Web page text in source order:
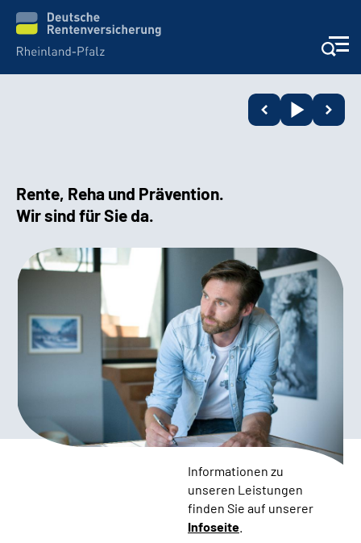
Online-Services
Presse
Über uns
Inhalte in Gebärdensprache (DGS)
Leichte Sprache
Mein Kundenportal
Rente, Reha und Prävention.
Wir sind für Sie da.
Informationen zu
unseren Leistungen
finden Sie auf unserer
Infoseite